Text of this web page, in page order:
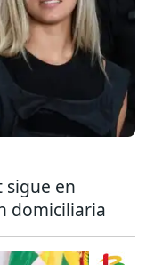
sigue en
domiciliaria